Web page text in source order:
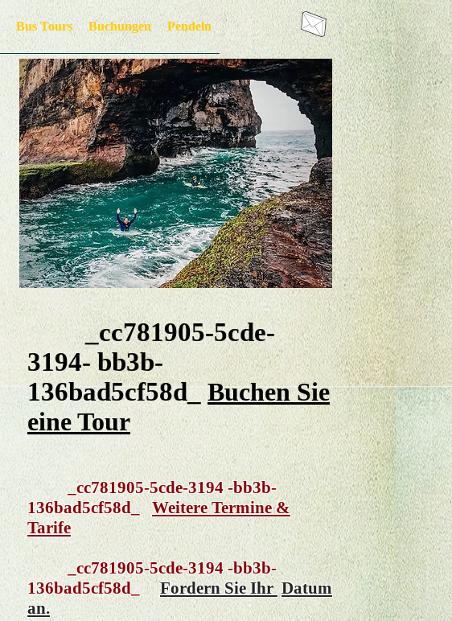
Bus Tours Buchungen Pendeln
_cc781905-5cde-
3194- bb3b-
136bad5cf58d_ Buchen Sie
eine Tour
_cc781905-5cde-3194 -bb3b-
136bad5cf58d_Weitere Termine &
Tarife
_cc781905-5cde-3194 -bb3b-
136bad5cf58d_ Fordern Sie Ihr Datum
an.